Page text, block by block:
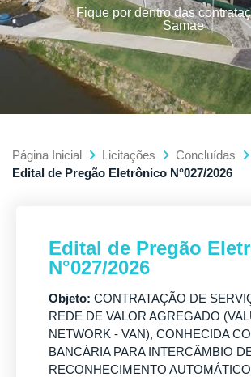
Fique por dentro das
Samae
Página Inicial Licitações
Concluídas
Edital de Pregão Eletrônico N°027/2026
Edital de Pregão
N°027/2026
Objeto: CONTRATAÇÃO DE
REDE DE VALOR AGREGADO
NETWORK - VAN), CONHECIDA
BANCÁRIA PARA INTERCÂMBIO
RECONHECIMENTO